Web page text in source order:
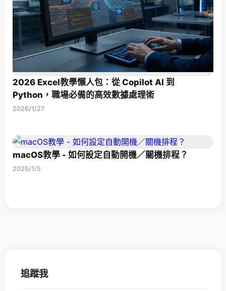
2026 Excel教學懶人包：從 Copilot AI 到
Python，職場必備的高效數據處理術
2026/1/27
macOS教學 - 如何設定自動開機／關機排程？
2025/1/5
追蹤我